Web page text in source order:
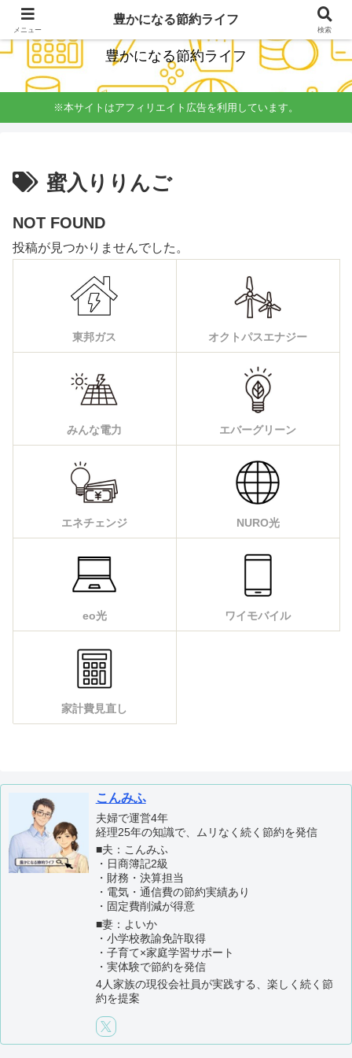
経理簿記の知識をいかし楽しく無理しない節約を発信
豊かになる節約ライフ
※本サイトはアフィリエイト広告を利用しています。
蜜入りりんご
NOT FOUND
投稿が見つかりませんでした。
東邦ガス オクトパスエナジー
みんな電力 エバーグリーン
エネチェンジ NURO光
eo光 ワイモバイル
家計費見直し
こんみふ
夫婦で運営4年
経理25年の知識で、ムリなく続く節約を発信
■夫：こんみふ
・日商簿記2級
・財務・決算担当
・電気・通信費の節約実績あり
・固定費削減が得意
■妻：よいか
・小学校教諭免許取得
・子育て×家庭学習サポート
・実体験で節約を発信
4人家族の現役会社員が実践する、楽しく続く節
約を提案
メニュー
豊かになる節約ライフ
検索